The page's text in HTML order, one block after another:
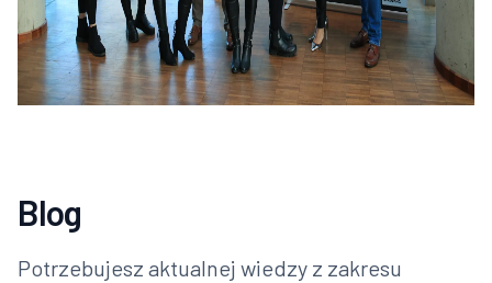
Blog
Potrzebujesz aktualnej wiedzy z zakresu